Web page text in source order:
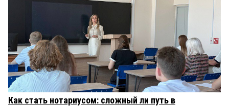
Как стать нотариусом: сложный ли путь в